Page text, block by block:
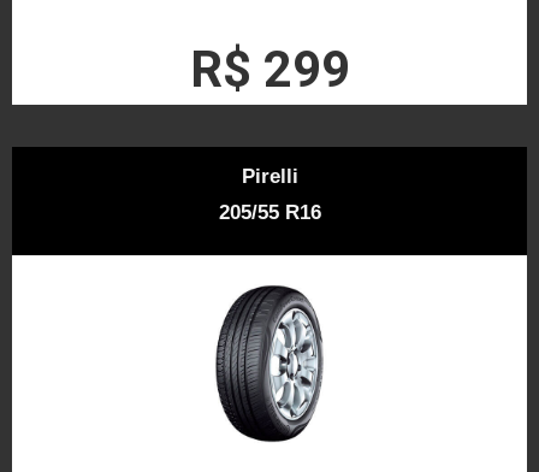
R$ 299
Pirelli
205/55 R16